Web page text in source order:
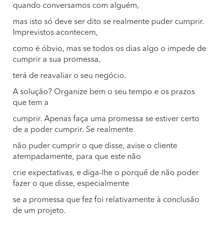
quando conversamos com alguém,
mas isto só deve ser dito se realmente puder cumprir.
Imprevistos acontecem,
como é óbvio, mas se todos os dias algo o impede de
cumprir a sua promessa,
terá de reavaliar o seu negócio.
A solução? Organize bem o seu tempo e os prazos
que tem a
cumprir. Apenas faça uma promessa se estiver certo
de a poder cumprir. Se realmente
não puder cumprir o que disse, avise o cliente
atempadamente, para que este não
crie expectativas, e diga-lhe o porquê de não poder
fazer o que disse, especialmente
se a promessa que fez foi relativamente à conclusão
de um projeto.